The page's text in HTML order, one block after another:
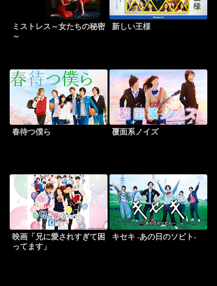
ミストレス～女たちの秘密
～
新しい王様
春待つ僕ら 覆面系ノイズ
映画「兄に愛されすぎて困
ってます」
キセキ -あの日のソビト-